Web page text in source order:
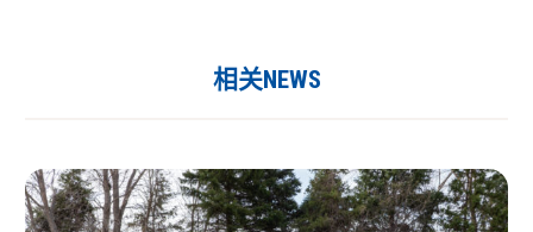
相关NEWS